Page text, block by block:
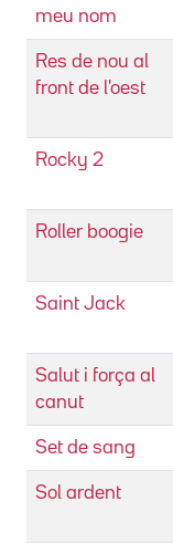
meu nom
Res de nou al
front de l'oest
Rocky 2
Roller boogie
Saint Jack
Salut i força al
canut
Set de sang
Sol ardent